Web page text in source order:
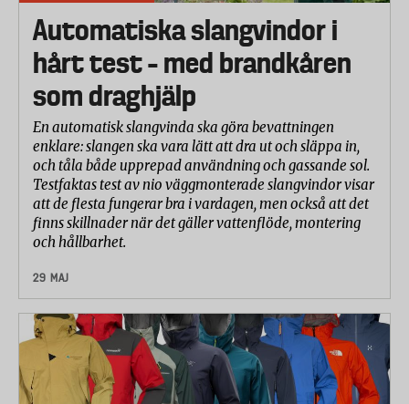
Bollens dimension mäts i fem olika positioner.
Dimensionerna förändras inte nämnvärt efter en
tids spel.
Studsens höjd mäts genom att bollen släpps
vertikalt från 254 cm mot en slät betongyta och
studsens höjd registreras. Samtliga bollar får en
något högre studs efter utmattningsprovningen,
men detta gäller bara när bollen släpps utan kraft
mot betongytan. Om bollen träffar ytan med större
kraft, som när bollen är i spel, komprimeras bollen
Bollens hårdhet (kompression) mättes vid ett tryck
på 95N utan förkompression och med en
förkompression då bollen först trycktes ihop med
2,54 cm.
Automatiska slangvindor i
hårt test – med brandkåren
som draghjälp
En automatisk slangvinda ska göra bevattningen
enklare: slangen ska vara lätt att dra ut och släppa in,
och tåla både upprepad användning och gassande sol.
Testfaktas test av nio väggmonterade slangvindor visar
att de flesta fungerar bra i vardagen, men också att det
finns skillnader när det gäller vattenflöde, montering
och hållbarhet.
29 MAJ